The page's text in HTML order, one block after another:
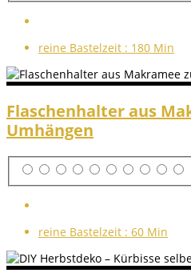
reine Bastelzeit : 180 Min
Flaschenhalter aus
Umhängen
reine Bastelzeit : 60 Min